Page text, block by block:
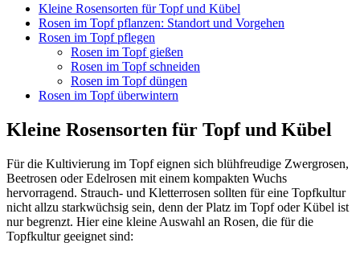
Kleine Rosensorten für Topf und Kübel
Rosen im Topf pflanzen: Standort und Vorgehen
Rosen im Topf pflegen
Rosen im Topf gießen
Rosen im Topf schneiden
Rosen im Topf düngen
Rosen im Topf überwintern
Kleine Rosensorten für Topf und Kübel
Für die Kultivierung im Topf eignen sich blühfreudige Zwergrosen,
Beetrosen oder Edelrosen mit einem kompakten Wuchs
hervorragend. Strauch- und Kletterrosen sollten für eine Topfkultur
nicht allzu starkwüchsig sein, denn der Platz im Topf oder Kübel ist
nur begrenzt. Hier eine kleine Auswahl an Rosen, die für die
Topfkultur geeignet sind: